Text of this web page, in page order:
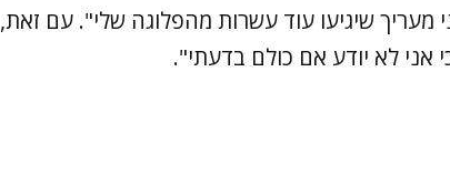
מעריך שיגיעו עוד עשרות מהפלוגה שלי". עם זאת,
אני לא יודע אם כולם בדעתי".